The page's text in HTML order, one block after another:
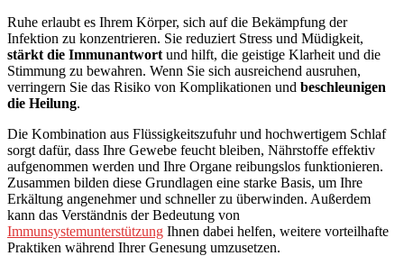
Ruhe erlaubt es Ihrem Körper, sich auf die Bekämpfung der
Infektion zu konzentrieren. Sie reduziert Stress und Müdigkeit,
stärkt die Immunantwort und hilft, die geistige Klarheit und die
Stimmung zu bewahren. Wenn Sie sich ausreichend ausruhen,
verringern Sie das Risiko von Komplikationen und beschleunigen
die Heilung.
Die Kombination aus Flüssigkeitszufuhr und hochwertigem Schlaf
sorgt dafür, dass Ihre Gewebe feucht bleiben, Nährstoffe effektiv
aufgenommen werden und Ihre Organe reibungslos funktionieren.
Zusammen bilden diese Grundlagen eine starke Basis, um Ihre
Erkältung angenehmer und schneller zu überwinden. Außerdem
kann das Verständnis der Bedeutung von
Immunsystemunterstützung Ihnen dabei helfen, weitere vorteilhafte
Praktiken während Ihrer Genesung umzusetzen.